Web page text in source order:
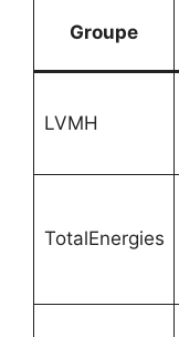
Groupe
LVMH
TotalEnergies